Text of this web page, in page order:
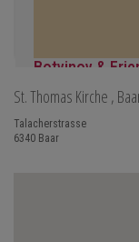
Botvinov &
5. Oktober, Kleine
Werke von
WEITER...
St. Thomas Kirche ,
Talacherstrasse
6340 Baar